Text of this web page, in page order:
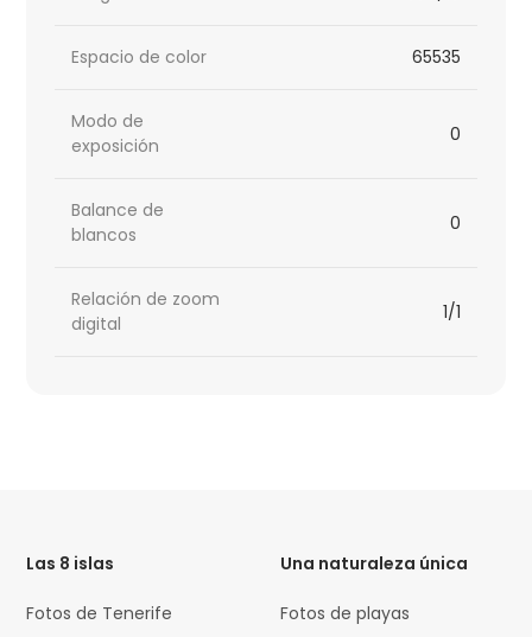
Espacio de color 65535
Modo de
exposición
0
Balance de
blancos
0
Relación de zoom
digital
1/1
Las 8 islas
Fotos de Tenerife
Una naturaleza única
Fotos de playas